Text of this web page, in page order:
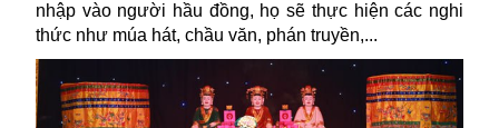
nhập vào người hầu đồng, họ sẽ thực hiện các nghi
thức như múa hát, chầu văn, phán truyền,...